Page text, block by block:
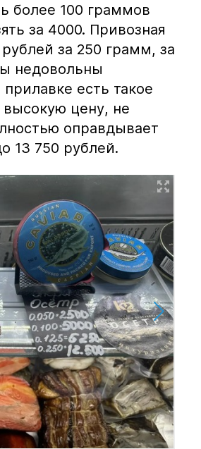
более 100 граммов
за 4000. Привозная
за 250 грамм, за
недовольны
есть такое
высокую цену, не
оправдывает
13 750 рублей.